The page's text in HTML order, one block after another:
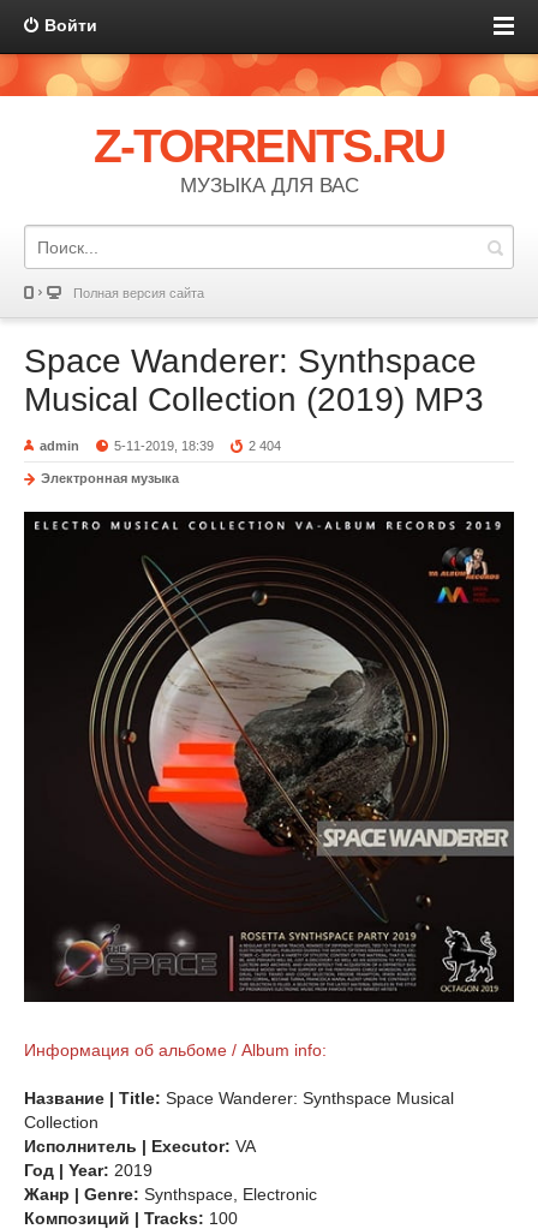
Войти
Z-TORRENTS.RU
МУЗЫКА ДЛЯ ВАС
Полная версия сайта
Space Wanderer: Synthspace
Musical Collection (2019) MP3
admin 5-11-2019, 18:39 2 404
Электронная музыка
Информация об альбоме / Album info:
Название | Title: Space Wanderer: Synthspace Musical
Collection
Исполнитель | Executor: VA
Год | Year: 2019
Жанр | Genre: Synthspace, Electronic
Композиций | Tracks: 100